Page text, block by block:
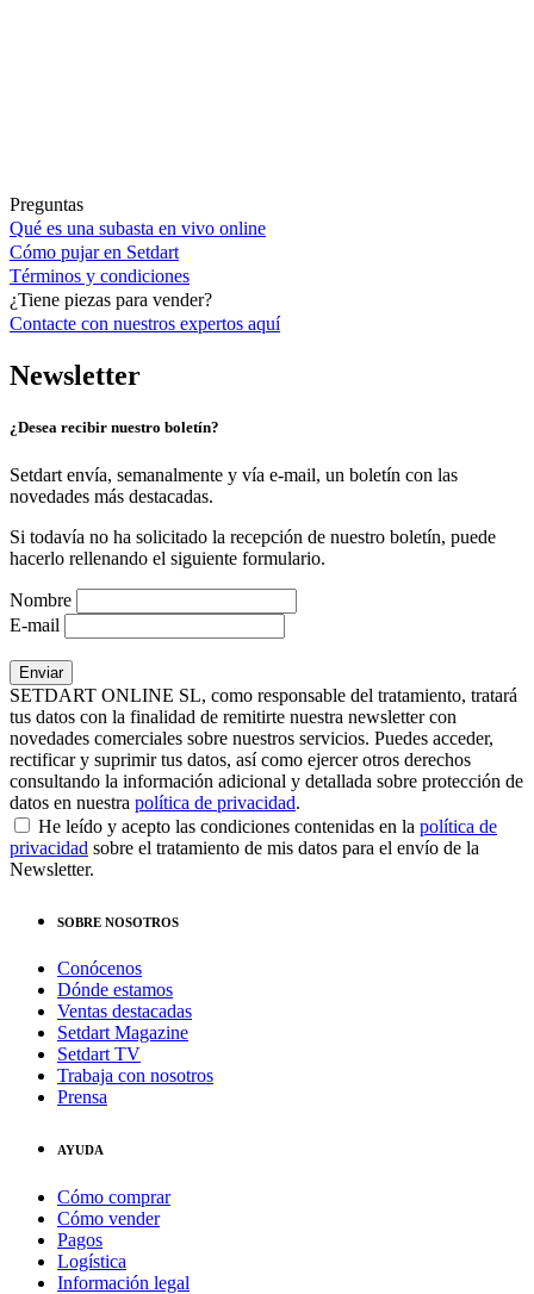
Preguntas
Qué es una subasta en vivo online
Cómo pujar en Setdart
Términos y condiciones
¿Tiene piezas para vender?
Contacte con nuestros expertos aquí
Newsletter
¿Desea recibir nuestro boletín?
Setdart envía, semanalmente y vía e-mail, un boletín con las
novedades más destacadas.
Si todavía no ha solicitado la recepción de nuestro boletín, puede
hacerlo rellenando el siguiente formulario.
Nombre
E-mail
SETDART ONLINE SL, como responsable del tratamiento, tratará
tus datos con la finalidad de remitirte nuestra newsletter con
novedades comerciales sobre nuestros servicios. Puedes acceder,
rectificar y suprimir tus datos, así como ejercer otros derechos
consultando la información adicional y detallada sobre protección de
datos en nuestra política de privacidad.
He leído y acepto las condiciones contenidas en la política de
privacidad sobre el tratamiento de mis datos para el envío de la
Newsletter.
SOBRE NOSOTROS
Conócenos
Dónde estamos
Ventas destacadas
Setdart Magazine
Setdart TV
Trabaja con nosotros
Prensa
AYUDA
Cómo comprar
Cómo vender
Pagos
Logística
Información legal